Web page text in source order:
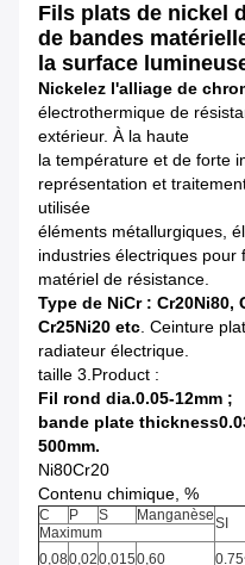
Fils plats de nickel
de bandes
la surface
Nickelez l'alliage de
électrothermique de
extérieur. À la haute
la température et de forte
représentation et
utilisée
éléments métallurgiques,
industries électriques pour
matériel de résistance.
Type de NiCr : Cr20Ni80,
Cr25Ni20 etc. Ceinture
radiateur électrique.
taille 3.Product :
Fil rond dia.0.05-12mm ;
bande plate
500mm.
Ni80Cr20
Contenu chimique, %
C P S ManganèseSI
Maximum
0,080,020,0150,60